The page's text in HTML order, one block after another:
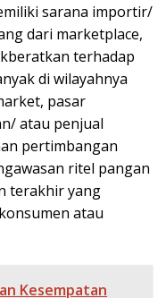
sarana importir/
dari marketplace,
terhadap
di wilayahnya
pasar
atau penjual
pertimbangan
ritel pangan
terakhir yang
atau
Kesempatan